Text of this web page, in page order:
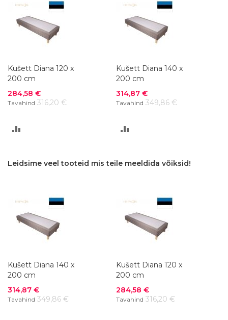
Kušett Diana 120 x
200 cm
Soodushind
284,58 €
Tavahind 316,20 €
Kušett Diana 140 x
200 cm
Soodushind
314,87 €
Tavahind 349,86 €
Leidsime veel tooteid mis teile meeldida võiksid!
Kušett Diana 140 x
200 cm
Soodushind
314,87 €
Tavahind 349,86 €
Kušett Diana 120 x
200 cm
Soodushind
284,58 €
Tavahind 316,20 €